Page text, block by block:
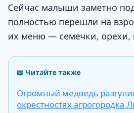
Сейчас малыши заметно
полностью перешли на
их меню — семечки, орехи,
📖 Читайте также
Огромный медведь
окрестностях агрогородка